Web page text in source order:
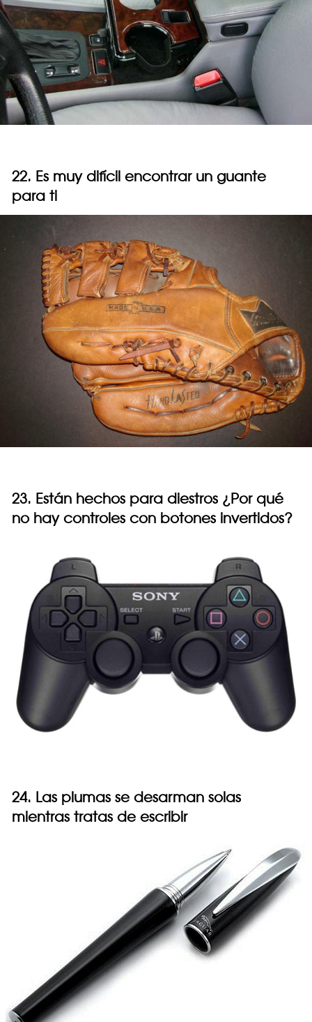
22. Es muy difícil encontrar un guante
para ti
23. Están hechos para diestros ¿Por qué
no hay controles con botones invertidos?
24. Las plumas se desarman solas
mientras tratas de escribir